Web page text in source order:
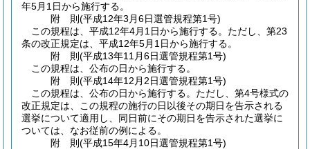
年5月1日から施行する。
附 則(平成12年3月6日選管規程第1号)
この規程は、平成12年4月1日から施行する。 ただし、第23
条の改正規定は、平成12年5月1日から施行する。
附 則(平成13年11月6日選管規程第1号)
この規程は、公布の日から施行する。
附 則(平成14年12月2日選管規程第1号)
この規程は、公布の日から施行する。 ただし、第4号様式の
改正規定は、この規程の施行の日以後その期日を告示される
選挙について適用し、同日前にその期日を告示された選挙に
ついては、なお従前の例による。
附 則(平成15年4月10日選管規程第1号)